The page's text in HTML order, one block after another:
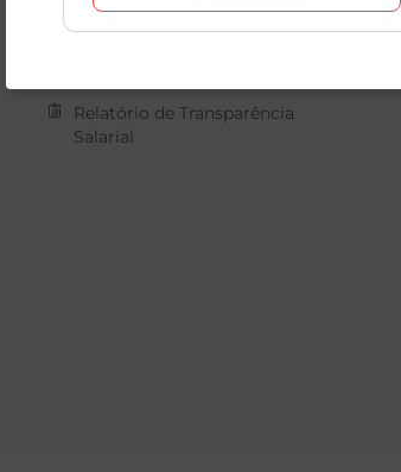
Quem Somos
Relatório de Transparência
Salarial